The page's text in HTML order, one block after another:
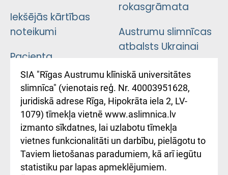
Iekšējās kārtības
noteikumi
Pacienta
atsauksmju/sūdzību
iesniegšanas
kārtība
Kā pie mums nokļūt
Rēķinu apmaksas
ceļvedis
rokasgrāmata
Austrumu slimnīcas
atbalsts Ukrainai
Підтримка Східної
лікарні та співпраця з
Україною
SIA "Rīgas Austrumu klīniskā universitātes
slimnīca" (vienotais reģ. Nr. 40003951628,
juridiskā adrese Rīga, Hipokrāta iela 2, LV-
1079) tīmekļa vietnē www.aslimnica.lv
izmanto sīkdatnes, lai uzlabotu tīmekļa
vietnes funkcionalitāti un darbību, pielāgotu to
Taviem lietošanas paradumiem, kā arī iegūtu
statistiku par lapas apmeklējumiem.